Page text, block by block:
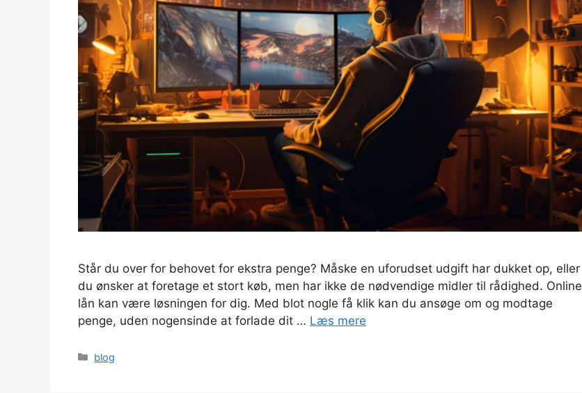
Står du over for behovet for ekstra penge? Måske en uforudset udgift har dukket op, eller
du ønsker at foretage et stort køb, men har ikke de nødvendige midler til rådighed. Online
lån kan være løsningen for dig. Med blot nogle få klik kan du ansøge om og modtage
penge, uden nogensinde at forlade dit … Læs mere
Kategorier
blog